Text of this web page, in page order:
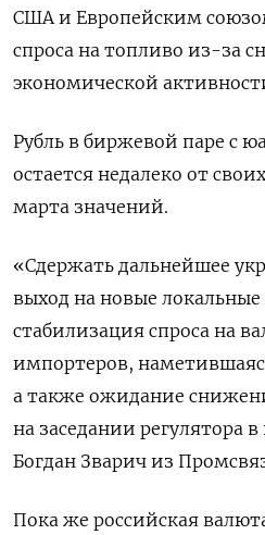
США и Европейским
спроса на топливо из-за
экономической
Рубль в биржевой паре с
остается недалеко от
марта значений.
«Сдержать дальнейшее
выход на новые
стабилизация спроса на
импортеров,
а также ожидание
на заседании регулятора
Богдан Зварич из
Пока же российская